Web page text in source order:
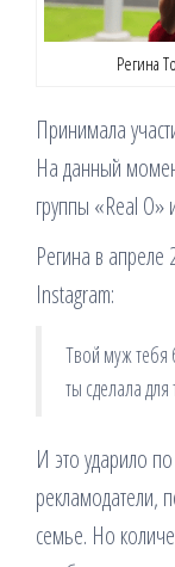
Регина
Принимала
На данный
группы «Real O»
Регина в апреле
Instagram:
Твой муж тебя
ты сделала
И это ударило
рекламодатели,
семье. Но